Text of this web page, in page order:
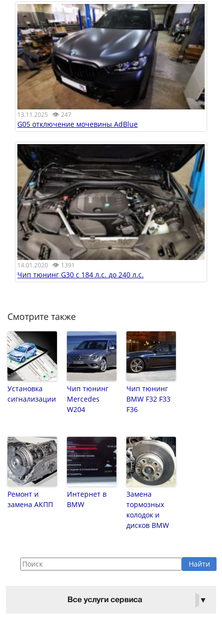
13.11.2025 👁 247
G05 отключение мочевины AdBlue
14.01.2020 👁 1391
Чип тюнинг G30 с 184 л.с. до 240 л.с.
Смотрите также
Установка
сигнализации
Чип тюнинг
Mercedes
W204
Чип тюнинг
BMW F32 F33
F36
Ремонт и
замена АКПП
Интернет в
BMW
Замена
тормозных
колодок и
дисков BMW
Все услуги сервиса ▼